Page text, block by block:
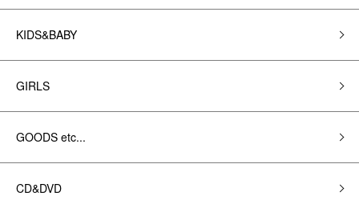
KIDS&BABY
GIRLS
GOODS etc...
CD&DVD